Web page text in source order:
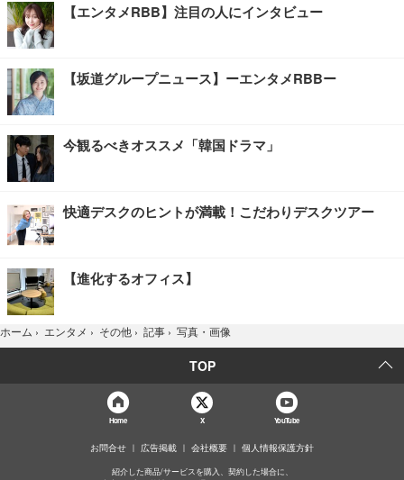
【エンタメRBB】注目の人にインタビュー
【坂道グループニュース】ーエンタメRBBー
今観るべきオススメ「韓国ドラマ」
快適デスクのヒントが満載！こだわりデスクツアー
【進化するオフィス】
ホーム › エンタメ › その他 › 記事 › 写真・画像
TOP
Home X YouTube
お問合せ 広告掲載 会社概要 個人情報保護方針
紹介した商品/サービスを購入、契約した場合に、